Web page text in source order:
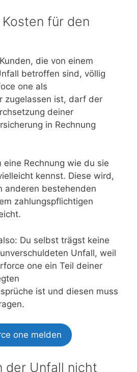
für den
die von einem
betroffen sind, völlig
one als
zugelassen ist, darf der
deiner
in Rechnung
eine Rechnung wie du sie
kennst. Diese wird,
anderen bestehenden
zahlungspflichtigen
Du selbst trägst keine
Unfall, weil
one ein Teil deiner
ist und diesen muss
one melden
der Unfall nicht